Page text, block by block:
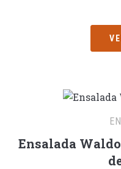
Ensalada